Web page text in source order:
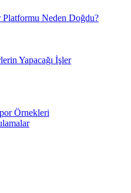
Neden Doğdu?
Yapacağı İşler
Örnekleri